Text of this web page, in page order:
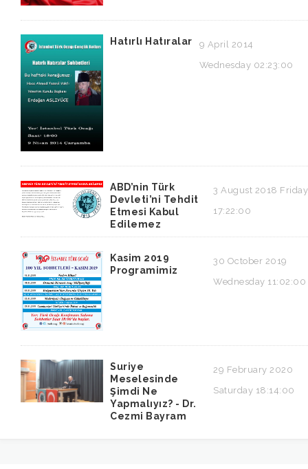
Hatırlı Hatıralar
9 April 2014
Wednesday 02:23:00
ABD’nin Türk
Devleti’ni Tehdit
Etmesi Kabul
Edilemez
3 August 2018 Friday
17:22:00
Kasim 2019
Programimiz
30 October 2019
Wednesday 11:02:00
Suriye
Meselesinde
Şimdi Ne
Yapmalıyız? - Dr.
Cezmi Bayram
29 February 2020
Saturday 18:14:00